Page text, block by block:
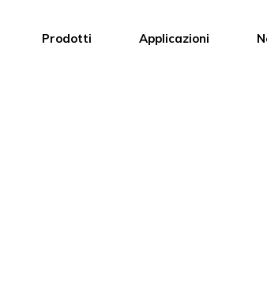
Prodotti Applicazioni